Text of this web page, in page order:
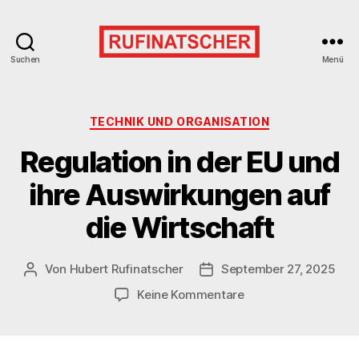
Suchen Menü
Kategorien
TECHNIK UND ORGANISATION
Regulation in der EU und
ihre Auswirkungen auf
die Wirtschaft
Beitragsautor
Von Hubert Rufinatscher Veröffentlichungsdatum
September 27, 2025
Keine Kommentarezu